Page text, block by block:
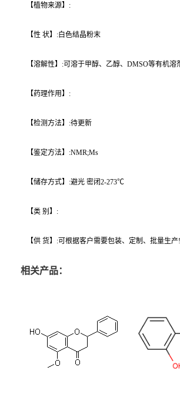
【植物来源】:
【性 状】:白色结晶粉末
【溶解性】:可溶于甲醇、乙醇、DMSO等有机溶
【药理作用】:
【检测方法】:待更新
【鉴定方法】:NMR;Ms
【储存方式】:避光 密闭2-273℃
【类 别】:
【供 货】:可根据客户需要包装、定制、批量生产!
相关产品：